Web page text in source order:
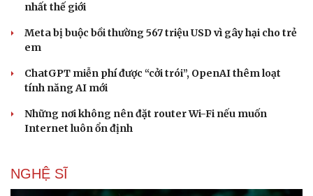
nhất thế giới
Meta bị buộc bồi thường 567 triệu USD vì gây hại cho trẻ
em
ChatGPT miễn phí được “cởi trói”, OpenAI thêm loạt
tính năng AI mới
Những nơi không nên đặt router Wi-Fi nếu muốn
Internet luôn ổn định
NGHỆ SĨ